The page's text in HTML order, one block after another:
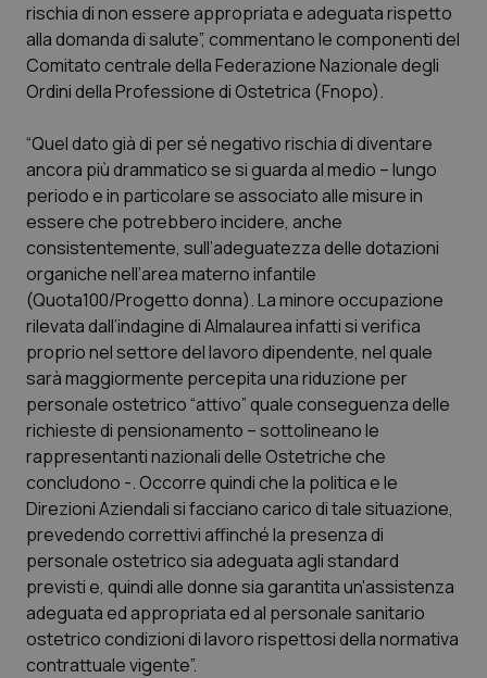
Professionisti Sanitari.AI
Abruzzo
Basilicata
Calabria
Campania
Emilia-Romagna
Friuli Venezia Giulia
Lazio
Liguria
Lombardia
Marche
Molise
QS Pro Gold
Artrite & artrosi
Asma & BPCO
Car-T
Colesterolo & coronaropatie
Dermatite Atopica
Diabete & glucometri
Disturbi dell’umore
Dolore
Donna & Salute
Epatiti
QS Club Newsletter
rischia di non essere appropriata e adeguata rispetto
alla domanda di salute”, commentano le componenti del
Comitato centrale della Federazione Nazionale degli
Ordini della Professione di Ostetrica (Fnopo).
“Quel dato già di per sé negativo rischia di diventare
ancora più drammatico se si guarda al medio – lungo
periodo e in particolare se associato alle misure in
essere che potrebbero incidere, anche
consistentemente, sull’adeguatezza delle dotazioni
organiche nell’area materno infantile
(Quota100/Progetto donna). La minore occupazione
rilevata dall’indagine di Almalaurea infatti si verifica
proprio nel settore del lavoro dipendente, nel quale
sarà maggiormente percepita una riduzione per
personale ostetrico “attivo” quale conseguenza delle
richieste di pensionamento – sottolineano le
rappresentanti nazionali delle Ostetriche che
concludono -. Occorre quindi che la politica e le
Direzioni Aziendali si facciano carico di tale situazione,
prevedendo correttivi affinché la presenza di
personale ostetrico sia adeguata agli standard
previsti e, quindi alle donne sia garantita un'assistenza
adeguata ed appropriata ed al personale sanitario
ostetrico condizioni di lavoro rispettosi della normativa
contrattuale vigente”.